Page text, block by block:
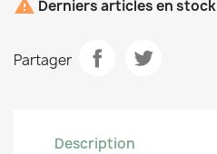
 Derniers articles en stock
Partager
Description